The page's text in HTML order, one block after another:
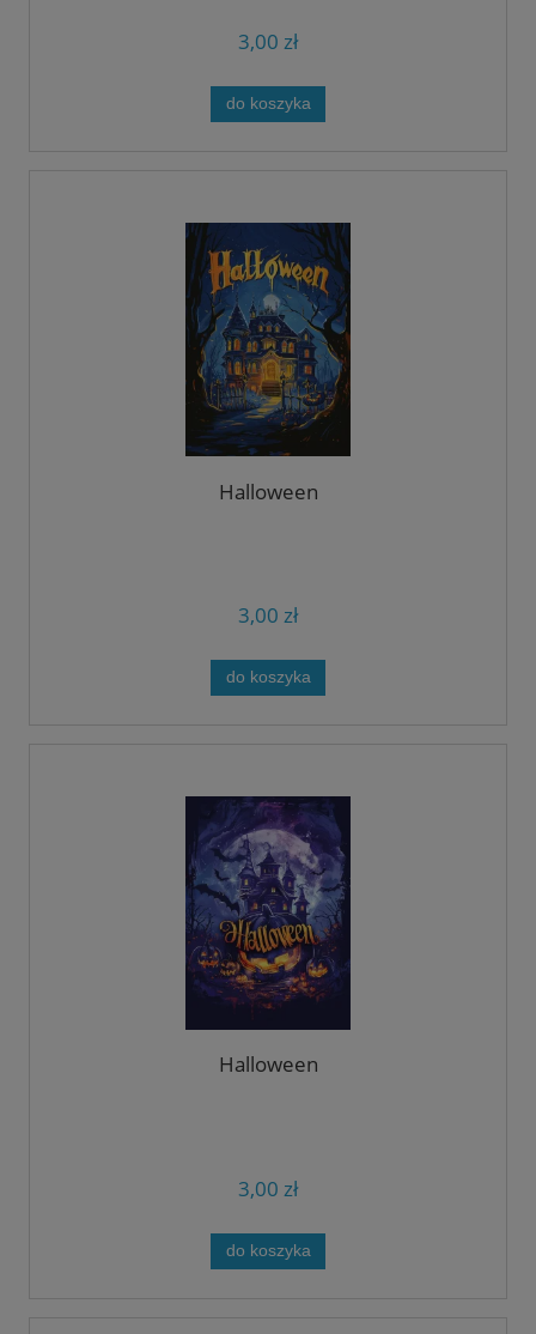
3,00 zł
do koszyka
Halloween
3,00 zł
do koszyka
Halloween
3,00 zł
do koszyka